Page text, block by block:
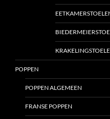
POPPEN
POPPEN ALGEMEEN
FRANSE POPPEN